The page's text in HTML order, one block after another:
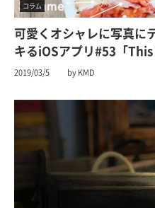
コラム
可愛くオシャレに写真に
キるiOSアプリ#53「
2019/03/5 by KMD